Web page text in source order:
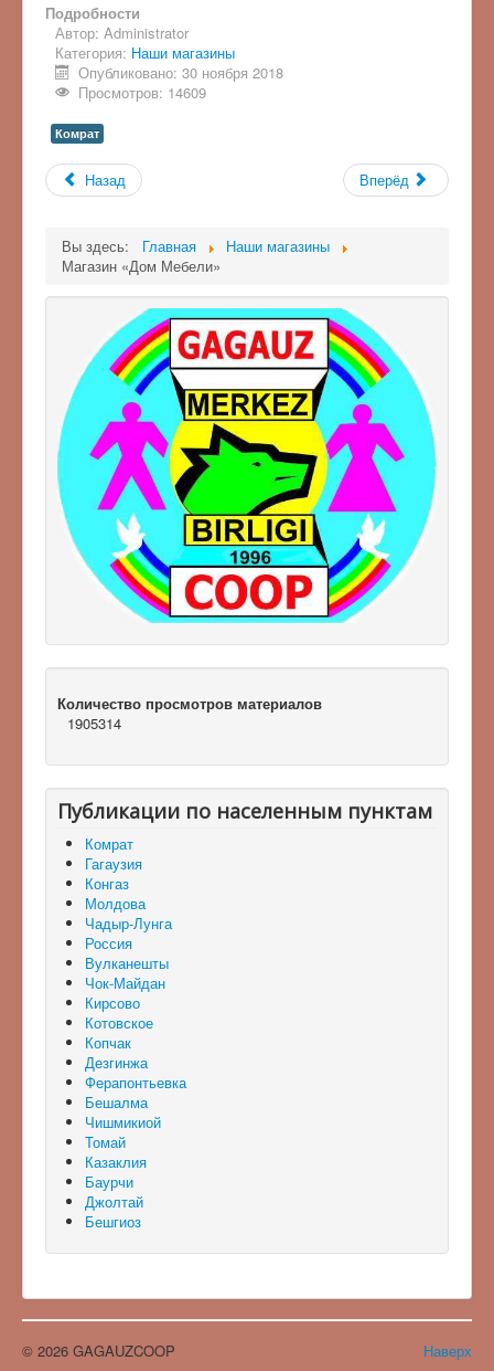
Подробности
Автор: Administrator
Категория: Наши магазины
Опубликовано: 30 ноября 2018
Просмотров: 14609
Комрат
Назад Вперёд
Вы здесь: Главная
Наши магазины
Магазин «Дом Мебели»
Количество просмотров материалов
1905314
Публикации по населенным пунктам
Комрат
Гагаузия
Конгаз
Молдова
Чадыр-Лунга
Россия
Вулканешты
Чок-Майдан
Кирсово
Котовское
Копчак
Дезгинжа
Ферапонтьевка
Бешалма
Чишмикиой
Томай
Казаклия
Баурчи
Джолтай
Бешгиоз
Наверх
© 2026 GAGAUZCOOP